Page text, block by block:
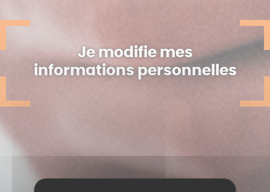
Je modifie mes
informations personnelles